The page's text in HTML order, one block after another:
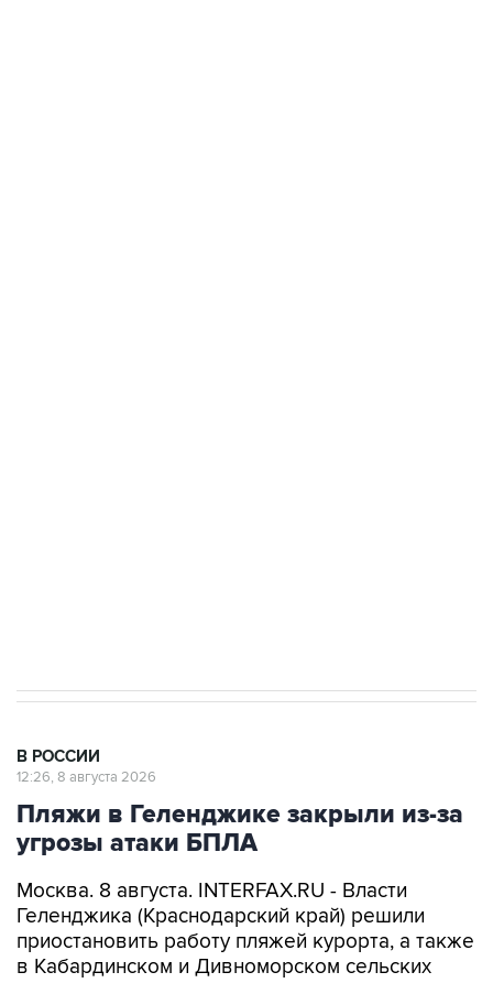
В РОССИИ
12:26, 8 августа 2026
Пляжи в Геленджике закрыли из-за
угрозы атаки БПЛА
Москва. 8 августа. INTERFAX.RU - Власти
Геленджика (Краснодарский край) решили
приостановить работу пляжей курорта, а также
в Кабардинском и Дивноморском сельских